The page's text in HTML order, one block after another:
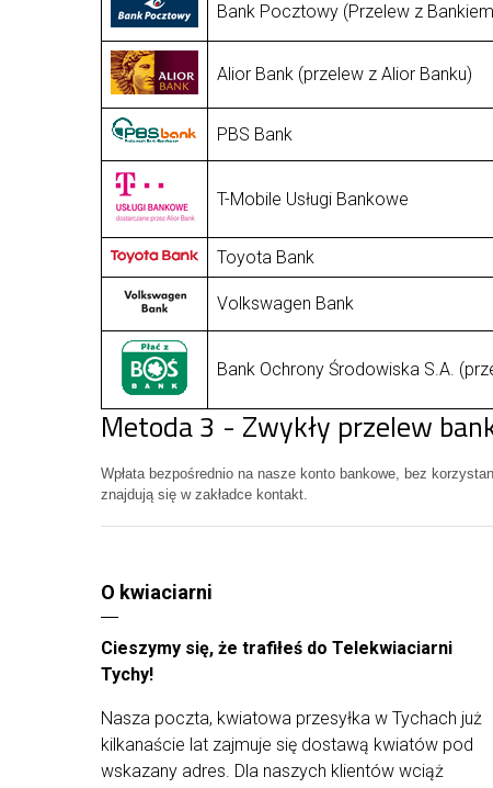
Bank Pocztowy (Przelew z
Alior Bank (przelew z Alior Banku)
PBS Bank
T-Mobile Usługi Bankowe
Toyota Bank
Volkswagen Bank
Bank Ochrony Środowiska S.A.
Metoda 3 - Zwykły przelew
Wpłata bezpośrednio na nasze konto bankowe, bez
znajdują się w zakładce kontakt.
O kwiaciarni
Cieszymy się, że trafiłeś do Telekwiaciarni
Tychy!
Nasza poczta, kwiatowa przesyłka w Tychach już
kilkanaście lat zajmuje się dostawą kwiatów pod
wskazany adres. Dla naszych klientów wciąż